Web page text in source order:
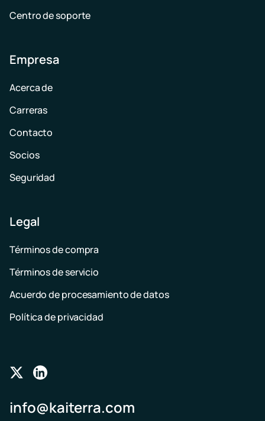
Centro de soporte
Empresa
Acerca de
Carreras
Contacto
Socios
Seguridad
Legal
Términos de compra
Términos de servicio
Acuerdo de procesamiento de datos
Política de privacidad
on
Twitter
on
LinkedIn
info@kaiterra.com